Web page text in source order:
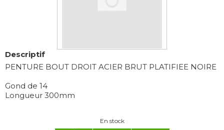
Descriptif
PENTURE BOUT DROIT ACIER BRUT PLATIFIEE NOIRE
Gond de 14
Longueur 300mm
En stock